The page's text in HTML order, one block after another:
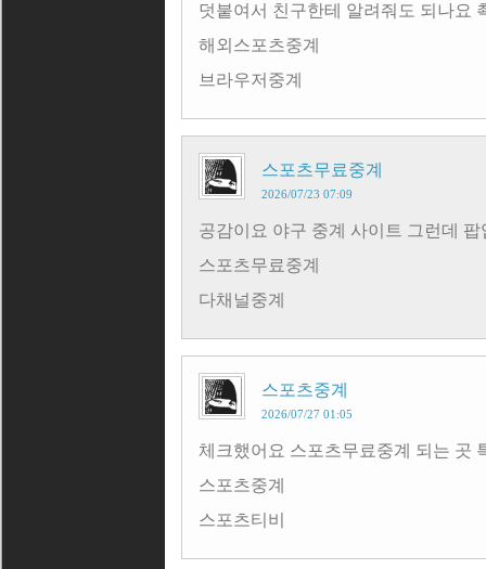
덧붙여서 친구한테 알려줘도 되나요
해외스포츠중계
브라우저중계
스포츠무료중계
2026/07/23 07:09
공감이요 야구 중계 사이트 그런데
스포츠무료중계
다채널중계
스포츠중계
2026/07/27 01:05
체크했어요 스포츠무료중계 되는 곳
스포츠중계
스포츠티비